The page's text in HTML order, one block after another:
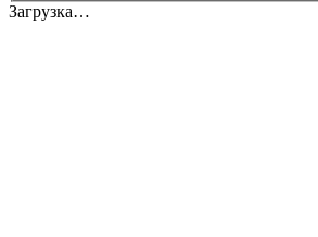
Загрузка…